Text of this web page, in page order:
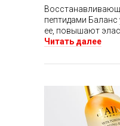
пептидами
ее, повышают
Читать далее